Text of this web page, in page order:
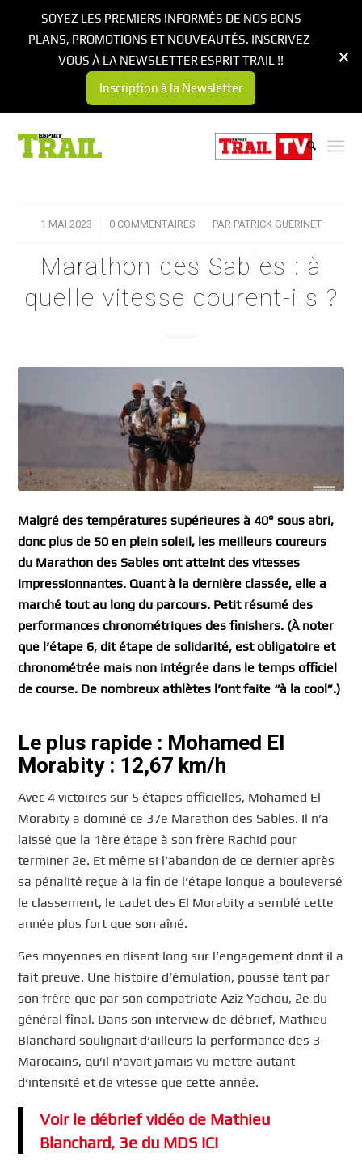
1 MAI 2023
/ 0 COMMENTAIRES
/ PAR PATRICK GUERINET
Marathon des Sables : à
quelle vitesse courent-ils ?
Malgré des températures supérieures à 40° sous abri,
donc plus de 50 en plein soleil, les meilleurs coureurs
du Marathon des Sables ont atteint des vitesses
impressionnantes. Quant à la dernière classée, elle a
marché tout au long du parcours. Petit résumé des
performances chronométriques des finishers. (À noter
que l’étape 6, dit étape de solidarité, est obligatoire et
chronométrée mais non intégrée dans le temps officiel
de course. De nombreux athlètes l’ont faite “à la cool”.)
Le plus rapide : Mohamed El
Morabity : 12,67 km/h
Avec 4 victoires sur 5 étapes officielles, Mohamed El
Morabity a dominé ce 37e Marathon des Sables. Il n’a
laissé que la 1ère étape à son frère Rachid pour
terminer 2e. Et même si l’abandon de ce dernier après
sa pénalité reçue à la fin de l’étape longue a bouleversé
le classement, le cadet des El Morabity a semblé cette
année plus fort que son aîné.
Ses moyennes en disent long sur l’engagement dont il a
fait preuve. Une histoire d’émulation, poussé tant par
son frère que par son compatriote Aziz Yachou, 2e du
général final. Dans son interview de débrief, Mathieu
Blanchard soulignait d’ailleurs la performance des 3
Marocains, qu’il n’avait jamais vu mettre autant
d’intensité et de vitesse que cette année.
Voir le débrief vidéo de Mathieu
Blanchard, 3e du MDS ICI
SOYEZ LES PREMIERS INFORMÉS DE NOS BONS
PLANS, PROMOTIONS ET NOUVEAUTÉS. INSCRIVEZ-
VOUS À LA NEWSLETTER ESPRIT TRAIL !!
Inscription à la Newsletter